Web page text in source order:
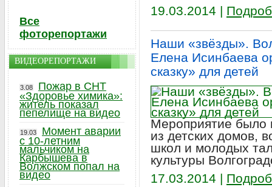
19.03.2014 |
Наши «звёзды».
Елена Исинбаева
сказку» для детей
Мероприятие было
из детских домов,
школ и молодых
культуры
17.03.2014 |
Все
фоторепортажи
ВИДЕОРЕПОРТАЖИ
3.08
Пожар в СНТ
«Здоровье химика»:
житель показал
пепелище на видео
19.03
Момент аварии
с 10-летним
мальчиком на
Карбышева в
Волжском попал на
видео